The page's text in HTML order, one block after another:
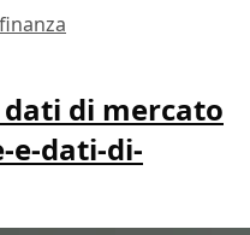
di mercato
e-dati-di-